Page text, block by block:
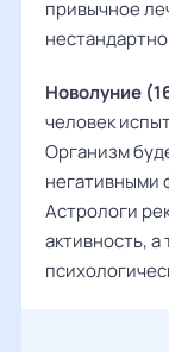
привычное
Новолуние
человек
Организм
негативными
Астрологи
активность,